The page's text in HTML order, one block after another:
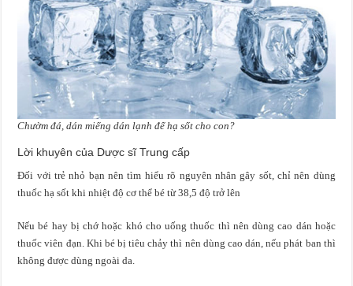
Chườm đá, dán miếng dán lạnh để hạ sốt cho con?
Lời khuyên của Dược sĩ Trung cấp
Đối với trẻ nhỏ bạn nên tìm hiểu rõ nguyên nhân gây sốt, chỉ nên dùng
thuốc hạ sốt khi nhiệt độ cơ thể bé từ 38,5 độ trở lên
Nếu bé hay bị chớ hoặc khó cho uống thuốc thì nên dùng cao dán hoặc
thuốc viên đạn. Khi bé bị tiêu chảy thì nên dùng cao dán, nếu phát ban thì
không được dùng ngoài da.